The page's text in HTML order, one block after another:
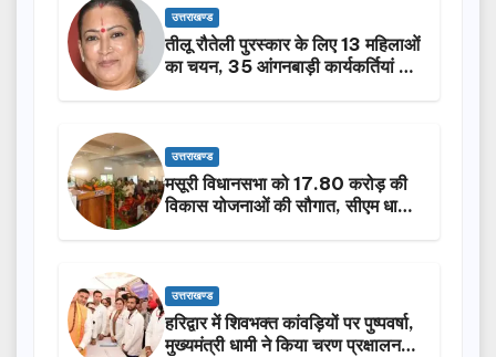
उत्तराखण्ड
तीलू रौतेली पुरस्कार के लिए 13 महिलाओं
का चयन, 35 आंगनबाड़ी कार्यकर्तियां भी
उत्तराखण्ड
मसूरी विधानसभा को 17.80 करोड़ की
विकास योजनाओं की सौगात, सीएम धामी
उत्तराखण्ड
हरिद्वार में शिवभक्त कांवड़ियों पर पुष्पवर्षा,
मुख्यमंत्री धामी ने किया चरण प्रक्षालन…